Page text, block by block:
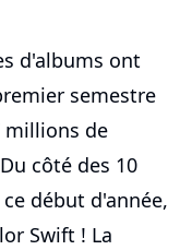
d'albums ont
semestre
millions de
côté des 10
début d'année,
Swift ! La